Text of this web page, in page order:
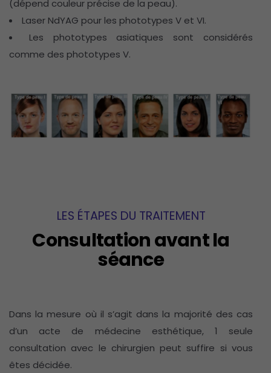
(dépend couleur précise de la peau).
Laser NdYAG pour les phototypes V et VI.
Les phototypes asiatiques sont considérés
comme des phototypes V.
LES ÉTAPES DU TRAITEMENT
Consultation avant la
séance
Dans la mesure où il s’agit dans la majorité des cas
d’un acte de médecine esthétique, 1 seule
consultation avec le chirurgien peut suffire si vous
êtes décidée.